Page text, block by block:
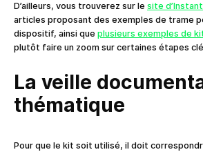
D’ailleurs, vous trouverez sur le site
articles proposant des exemples de trame
dispositif, ainsi que plusieurs exemples de
plutôt faire un zoom sur certaines étapes
La veille
thématique
Pour que le kit soit utilisé, il doit